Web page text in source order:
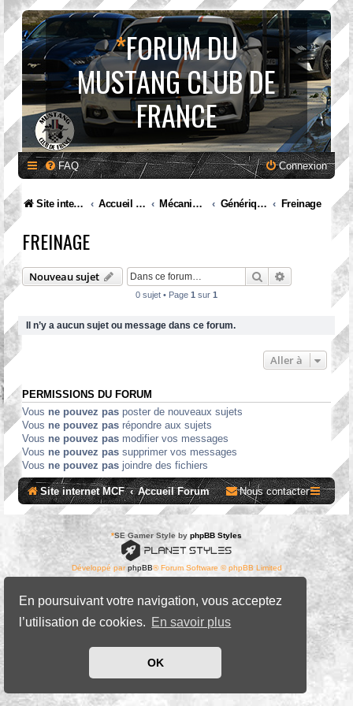
En poursuivant votre navigation, vous acceptez
l’utilisation de cookies. En savoir plus
OK
*FORUM DU
MUSTANG CLUB DE
FRANCE
FAQ Connexion
Site internet MCF Accueil Forum Mécanique et entretien Générique Freinage
FREINAGE
Nouveau sujet RechercherRecherche
0 sujet • Page 1 sur 1
Il n’y a aucun sujet ou message dans ce forum.
Aller à
PERMISSIONS DU FORUM
Vous ne pouvez pas poster de nouveaux sujets
Vous ne pouvez pas répondre aux sujets
Vous ne pouvez pas modifier vos messages
Vous ne pouvez pas supprimer vos messages
Vous ne pouvez pas joindre des fichiers
Site internet MCF Accueil Forum Nous contacter
*SE Gamer Style by phpBB Styles
Développé parphpBB® Forum Software © phpBB Limited
Confidentialité|